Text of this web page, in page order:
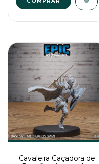
Cavaleira Caçadora de